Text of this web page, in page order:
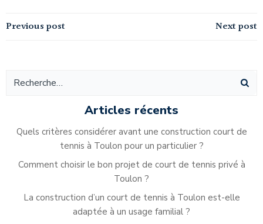
Navigation
l’article
Previous post Navigation
Next post
Articles récents
Quels critères considérer avant une construction court de
tennis à Toulon pour un particulier ?
Comment choisir le bon projet de court de tennis privé à
Toulon ?
La construction d’un court de tennis à Toulon est-elle
adaptée à un usage familial ?